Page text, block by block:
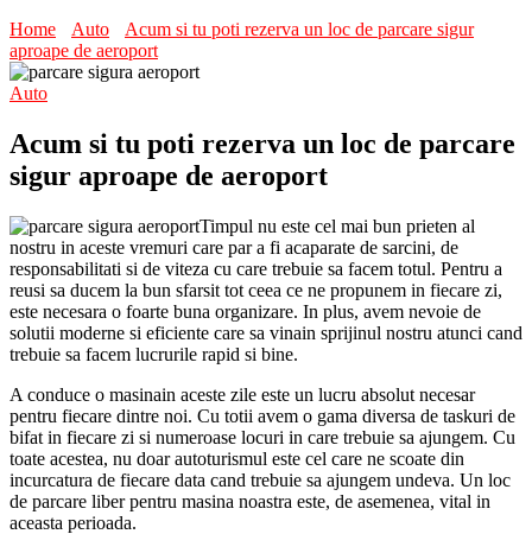
Home
Auto
Acum si tu poti rezerva un loc de parcare sigur
aproape de aeroport
Auto
Acum si tu poti rezerva un loc de parcare
sigur aproape de aeroport
Timpul nu este cel mai bun prieten al
nostru in aceste vremuri care par a fi acaparate de sarcini, de
responsabilitati si de viteza cu care trebuie sa facem totul. Pentru a
reusi sa ducem la bun sfarsit tot ceea ce ne propunem in fiecare zi,
este necesara o foarte buna organizare. In plus, avem nevoie de
solutii moderne si eficiente care sa vinain sprijinul nostru atunci cand
trebuie sa facem lucrurile rapid si bine.
A conduce o masinain aceste zile este un lucru absolut necesar
pentru fiecare dintre noi. Cu totii avem o gama diversa de taskuri de
bifat in fiecare zi si numeroase locuri in care trebuie sa ajungem. Cu
toate acestea, nu doar autoturismul este cel care ne scoate din
incurcatura de fiecare data cand trebuie sa ajungem undeva. Un loc
de parcare liber pentru masina noastra este, de asemenea, vital in
aceasta perioada.